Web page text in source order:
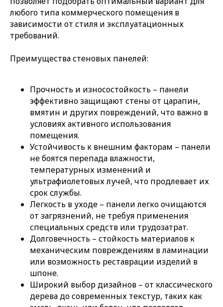
любого типа коммерческого помещения в
зависимости от стиля и эксплуатационных
требований.
Преимущества стеновых панелей:
Прочность и износостойкость – панели
эффективно защищают стены от царапин,
вмятин и других повреждений, что важно в
условиях активного использования
помещения.
Устойчивость к внешним факторам – панели
не боятся перепада влажности,
температурных изменений и
ультрафиолетовых лучей, что продлевает их
срок службы.
Легкость в уходе – панели легко очищаются
от загрязнений, не требуя применения
специальных средств или трудозатрат.
Долговечность – стойкость материалов к
механическим повреждениям в ламинации
или возможность реставрации изделий в
шпоне.
Широкий выбор дизайнов – от классического
дерева до современных текстур, таких как